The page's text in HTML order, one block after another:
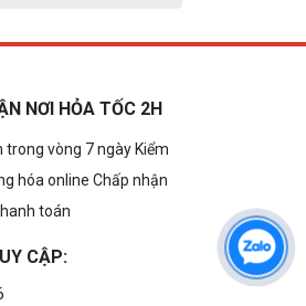
NƠI HỎA TỐC 2H
vòng 7 ngày Kiểm
hóa online Chấp nhận
toán
CẬP: